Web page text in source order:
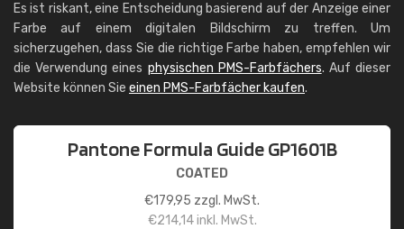
Es ist riskant, eine Entscheidung basierend auf der Anzeige einer
Farbe auf einem digitalen Bildschirm zu treffen. Um
sicherzugehen, dass Sie die richtige Farbe haben, empfehlen wir
die Verwendung eines physischen PMS-Farbfächers. Auf dieser
Website können Sie einen PMS-Farbfächer kaufen.
Pantone Formula Guide GP1601B
COATED
€179,95 zzgl. MwSt.
€214,14inkl. MwSt.